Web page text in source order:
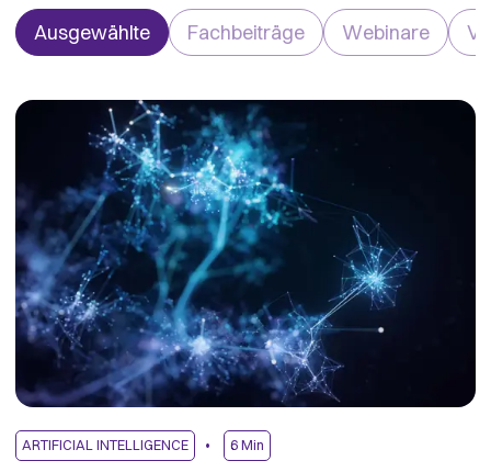
Ausgewählte Fachbeiträge Webinare
ARTIFICIAL INTELLIGENCE 6 Min